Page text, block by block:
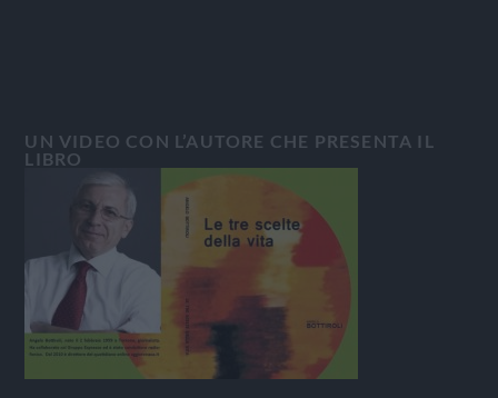
UN VIDEO CON L’AUTORE CHE PRESENTA IL
LIBRO